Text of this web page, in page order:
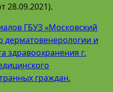
28.09.2021).
ГБУЗ «Московский
дерматовенерологии и
здравоохранения г.
граждан.